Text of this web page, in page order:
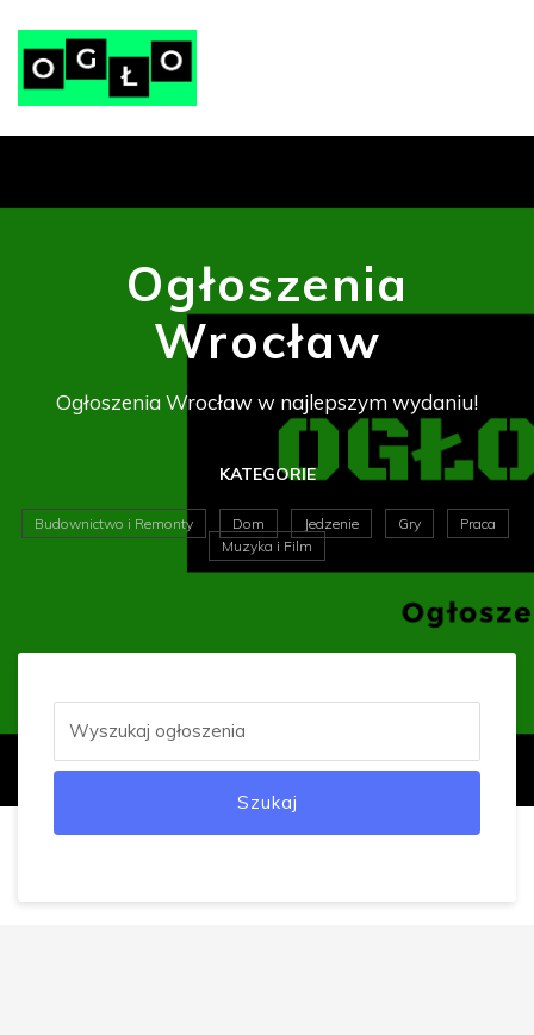
Ogłoszenia
Wrocław
Ogłoszenia Wrocław w najlepszym wydaniu!
KATEGORIE
Budownictwo i Remonty Dom Jedzenie Gry
Praca
Muzyka i Film
Szukaj